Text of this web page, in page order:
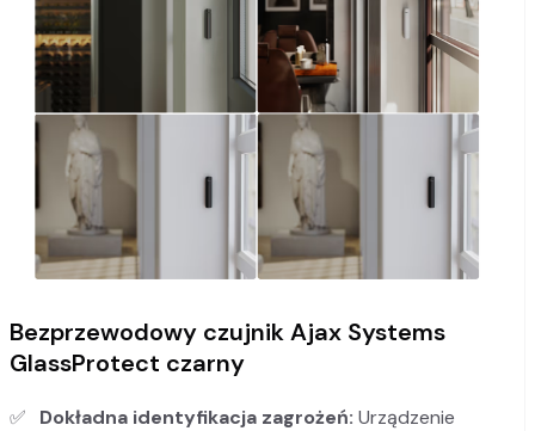
Bezprzewodowy czujnik Ajax Systems
GlassProtect czarny
Dokładna identyfikacja zagrożeń: Urządzenie